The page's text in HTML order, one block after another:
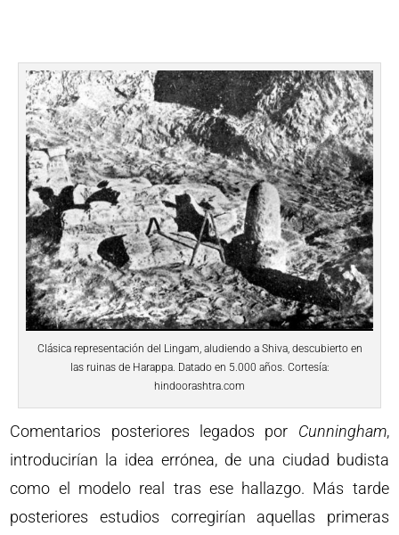
Clásica representación del Lingam, aludiendo a Shiva, descubierto en
las ruinas de Harappa. Datado en 5.000 años. Cortesía:
hindoorashtra.com
Comentarios posteriores legados por Cunningham,
introducirían la idea errónea, de una ciudad budista
como el modelo real tras ese hallazgo. Más tarde
posteriores estudios corregirían aquellas primeras